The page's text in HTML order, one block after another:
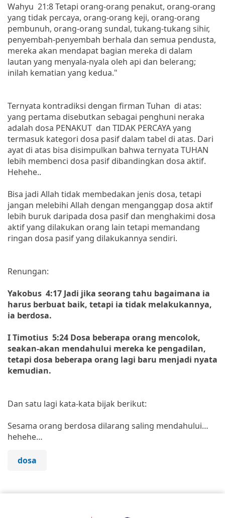
Wahyu 21:8 Tetapi orang-orang penakut, orang-orang
yang tidak percaya, orang-orang keji, orang-orang
pembunuh, orang-orang sundal, tukang-tukang sihir,
penyembah-penyembah berhala dan semua pendusta,
mereka akan mendapat bagian mereka di dalam
lautan yang menyala-nyala oleh api dan belerang;
inilah kematian yang kedua."
Ternyata kontradiksi dengan firman Tuhan di atas:
yang pertama disebutkan sebagai penghuni neraka
adalah dosa PENAKUT dan TIDAK PERCAYA yang
termasuk kategori dosa pasif dalam tabel di atas. Dari
ayat di atas bisa disimpulkan bahwa ternyata TUHAN
lebih membenci dosa pasif dibandingkan dosa aktif.
Hehehe..
Bisa jadi Allah tidak membedakan jenis dosa, tetapi
jangan melebihi Allah dengan menganggap dosa aktif
lebih buruk daripada dosa pasif dan menghakimi dosa
aktif yang dilakukan orang lain tetapi memandang
ringan dosa pasif yang dilakukannya sendiri.
Renungan:
Yakobus 4:17 Jadi jika seorang tahu bagaimana ia
harus berbuat baik, tetapi ia tidak melakukannya,
ia berdosa.
I Timotius 5:24 Dosa beberapa orang mencolok,
seakan-akan mendahului mereka ke pengadilan,
tetapi dosa beberapa orang lagi baru menjadi nyata
kemudian.
Dan satu lagi kata-kata bijak berikut:
Sesama orang berdosa dilarang saling mendahului…
hehehe…
dosa